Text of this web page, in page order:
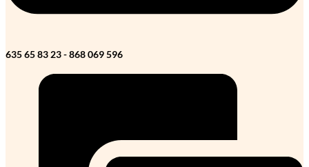
635 65 83 23 - 868 069 596